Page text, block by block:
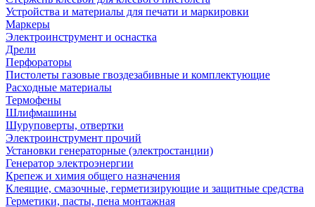
Устройства и материалы для печати и маркировки
Маркеры
Электроинструмент и оснастка
Дрели
Перфораторы
Пистолеты газовые гвоздезабивные и комплектующие
Расходные материалы
Термофены
Шлифмашины
Шуруповерты, отвертки
Электроинструмент прочий
Установки генераторные (электростанции)
Генератор электроэнергии
Крепеж и химия общего назначения
Клеящие, смазочные, герметизирующие и защитные средства
Герметики, пасты, пена монтажная